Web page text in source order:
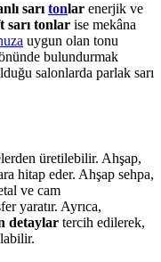
sarıtonlar enerjik ve
sarı tonlar ise mekâna
uygun olan tonu
bulundurmak
salonlarda parlak sarı
üretilebilir. Ahşap,
hitap eder. Ahşap sehpa,
ve cam
yaratır. Ayrıca,
detaylar tercih edilerek,